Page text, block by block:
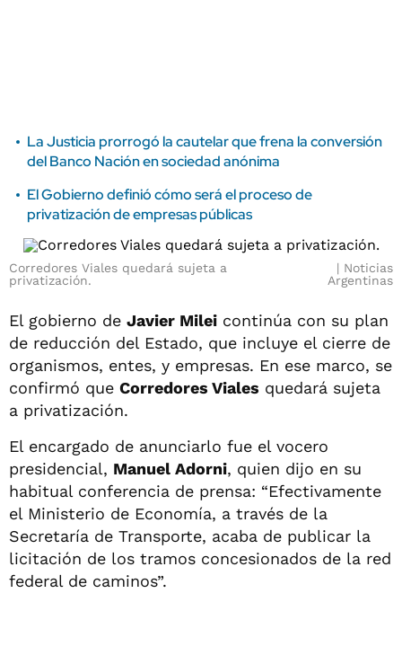
La Justicia prorrogó la cautelar que frena la conversión
del Banco Nación en sociedad anónima
El Gobierno definió cómo será el proceso de
privatización de empresas públicas
Corredores Viales quedará sujeta a
privatización.
Noticias
Argentinas
El gobierno de Javier Milei continúa con su plan
de reducción del Estado, que incluye el cierre de
organismos, entes, y empresas. En ese marco, se
confirmó que Corredores Viales quedará sujeta
a privatización.
El encargado de anunciarlo fue el vocero
presidencial, Manuel Adorni, quien dijo en su
habitual conferencia de prensa: “Efectivamente
el Ministerio de Economía, a través de la
Secretaría de Transporte, acaba de publicar la
licitación de los tramos concesionados de la red
federal de caminos”.